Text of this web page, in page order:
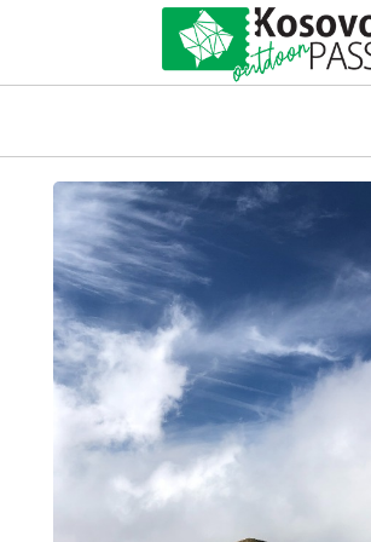
Gjuha
ENG
ALB
Eksploro Kosovën
Aventura të jashtëzakonshme
Eksperienca të paharrueshme
Akomodime rurale
Eksploro sitpas lokacionit
Aventurat më të vlerësuara në